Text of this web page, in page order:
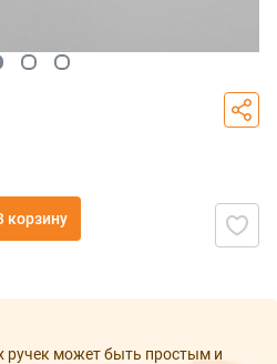
корзину
ручек может быть простым и